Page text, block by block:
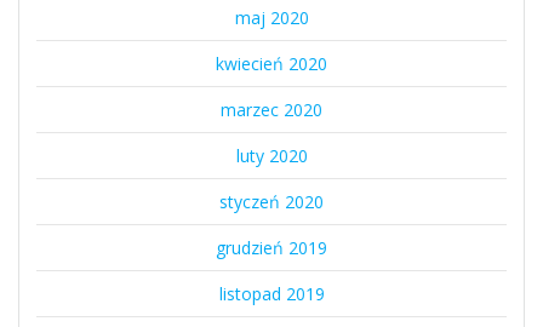
maj 2020
kwiecień 2020
marzec 2020
luty 2020
styczeń 2020
grudzień 2019
listopad 2019